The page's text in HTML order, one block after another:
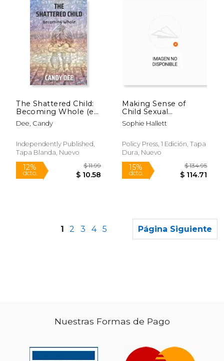
12% 12%
$ 15.00
The Shattered Child:
Becoming Whole (en
Inglés)
Dee, Candy
Independently Published,
Tapa Blanda, Nuevo
Making Sense of
Child Sexual
Exploitation:
Exchange, Abuse and
Inglés)
Sophie Hallett
Policy Press, 1 Edición, Tapa
Dura, Nuevo
1 2 3 4 5 Página Siguiente
Nuestras Formas de Pago